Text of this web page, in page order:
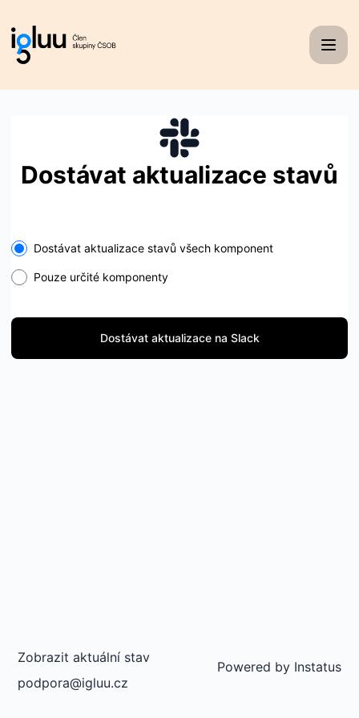
Dostávat aktualizace stavů
Select the components you want to receive updates for
Dostávat aktualizace stavů všech komponent
Pouze určité komponenty
Dostávat aktualizace na Slack
Zobrazit aktuální stav
podpora@igluu.cz
Powered by Instatus